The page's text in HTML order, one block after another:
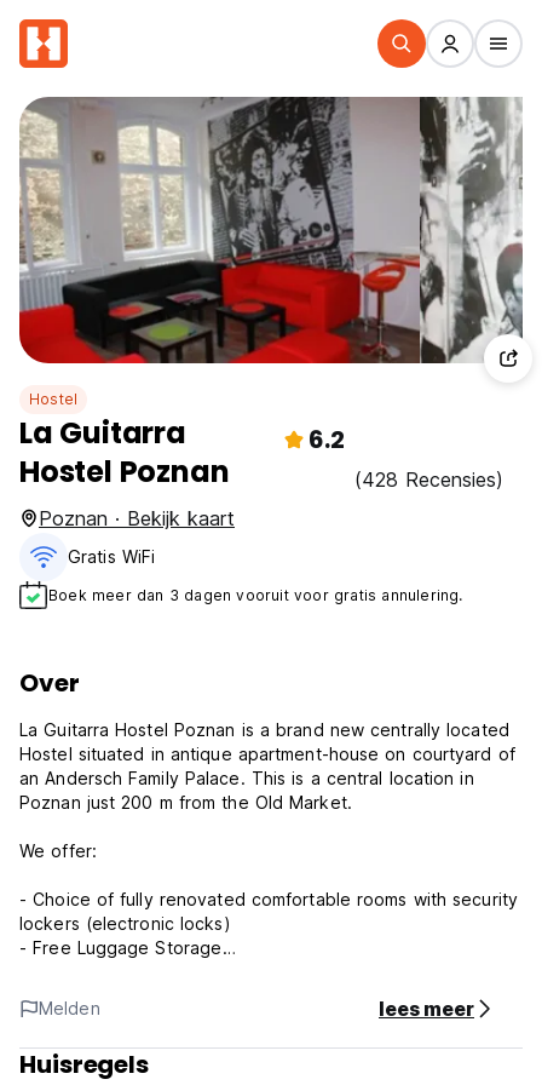
Hostel
La Guitarra
Hostel Poznan
6.2
(428 Recensies)
Poznan · Bekijk kaart
Gratis WiFi
Boek meer dan 3 dagen vooruit voor gratis annulering.
Over
La Guitarra Hostel Poznan is a brand new centrally located
Hostel situated in antique apartment-house on courtyard of
an Andersch Family Palace. This is a central location in
Poznan just 200 m from the Old Market.
We offer:
- Choice of fully renovated comfortable rooms with security
lockers (electronic locks)
- Free Luggage Storage
- Location in the heart of Poznan, but in silent area
- Updated calendar of gigs, events and things to do - just
ask us!
- Free internet access, Wi-Fi (except special price* offers)
Melden lees meer
Huisregels